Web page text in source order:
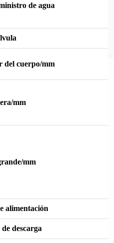
de agua
del cuerpo/mm
mm
mm
alimentación
descarga